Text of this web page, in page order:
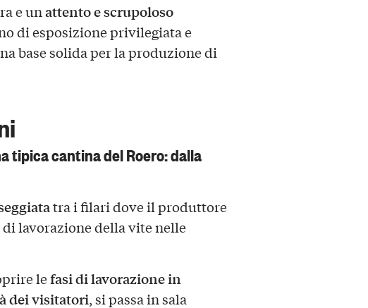
e unattento e scrupoloso
di esposizione privilegiata e
base solida per la produzione di
tipica cantina del Roero: dalla
tra i filari dove il produttore
lavorazione della vite nelle
lefasi di lavorazione in
dei visitatori, si passa in sala